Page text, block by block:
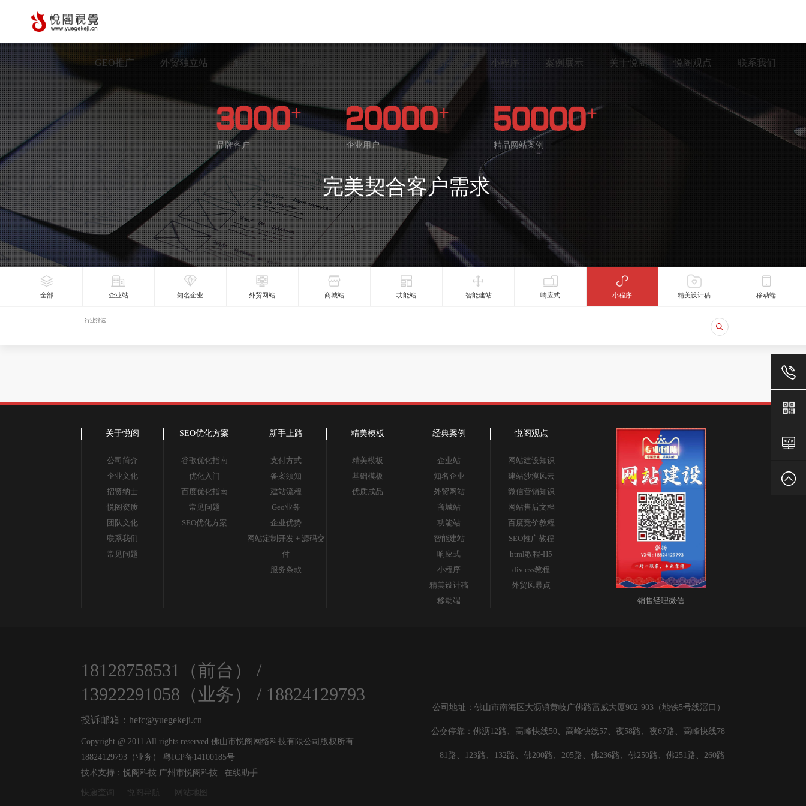
GEO推广 外贸独立站 解决方案 定制网站 智能网站 购物商城 小程序 案例展示 关于悦阁 悦阁观点 联系我们
品牌客户 企业用户 精品网站案例
完美契合客户需求
全部 企业站 知名企业 外贸网站 商城站 功能站 智能建站 响应式 小程序 精美设计稿 移动端
行业筛选
关于悦阁
公司简介
企业文化
招贤纳士
悦阁资质
团队文化
联系我们
常见问题
SEO优化方案
谷歌优化指南
优化入门
百度优化指南
常见问题
SEO优化方案
新手上路
支付方式
备案须知
建站流程
Geo业务
企业优势
网站定制开发 + 源码交
付
服务条款
精美模板
精美模板
基础模板
优质成品
经典案例
企业站
知名企业
外贸网站
商城站
功能站
智能建站
响应式
小程序
精美设计稿
移动端
悦阁观点
网站建设知识
建站沙漠风云
微信营销知识
网站售后文档
百度竞价教程
SEO推广教程
html教程-H5
div css教程
外贸风暴点
销售经理微信
18128758531（前台）
/
13922291058（业务）
/ 18824129793
投诉邮箱：hefc@yuegekeji.cn
Copyright @ 2011 All rights reserved 佛山市悦阁网络科技有限公司版权所有
18824129793（业务） 粤ICP备14100185号
技术支持：悦阁科技 广州市悦阁科技 | 在线助手
快递查询 悦阁导航 网站地图
公司地址：佛山市南海区大沥镇黄岐广佛路富威大厦902-903（地铁5号线滘口）
公交停靠：佛沥12路、高峰快线50、高峰快线57、夜58路、夜67路、高峰快线78
81路、123路、132路、佛200路、205路、佛236路、佛250路、佛251路、260路